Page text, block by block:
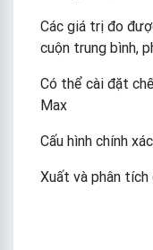
Các giá trị đo
cuộn trung bình,
Có thể cài đặt
Max
Cấu hình chính
Xuất và phân tích